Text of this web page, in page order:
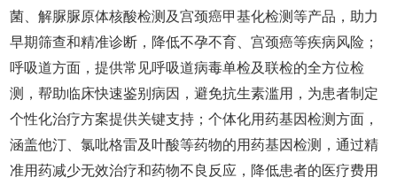
菌、解脲脲原体核酸检测及宫颈癌甲基化检测等产品，助力
早期筛查和精准诊断，降低不孕不育、宫颈癌等疾病风险；
呼吸道方面，提供常见呼吸道病毒单检及联检的全方位检
测，帮助临床快速鉴别病因，避免抗生素滥用，为患者制定
个性化治疗方案提供关键支持；个体化用药基因检测方面，
涵盖他汀、氯吡格雷及叶酸等药物的用药基因检测，通过精
准用药减少无效治疗和药物不良反应，降低患者的医疗费用